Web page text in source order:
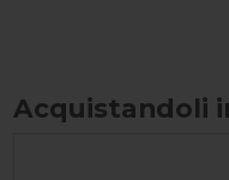
Acquistandoli